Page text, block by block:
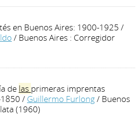
en Buenos Aires: 1900-1925 /
/ Buenos Aires : Corregidor
de las primeras imprentas
/ Guillermo Furlong/ Buenos
(1960)